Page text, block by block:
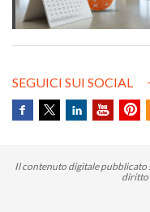
SEGUICI SUI SOCIAL
Il contenuto digitale pubblicato
diritto